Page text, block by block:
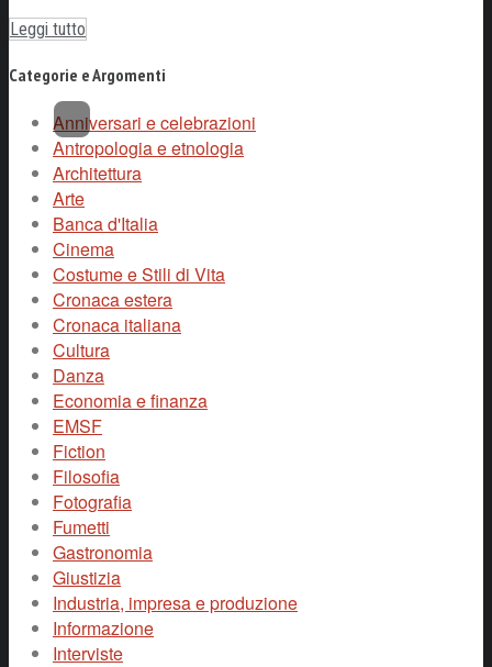
Leggi tutto
Categorie e Argomenti
Anniversari e celebrazioni
Antropologia e etnologia
Architettura
Arte
Banca d'Italia
Cinema
Costume e Stili di Vita
Cronaca estera
Cronaca italiana
Cultura
Danza
Economia e finanza
EMSF
Fiction
Filosofia
Fotografia
Fumetti
Gastronomia
Giustizia
Industria, impresa e produzione
Informazione
Interviste